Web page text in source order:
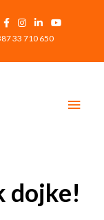
33 710 650
dojke!